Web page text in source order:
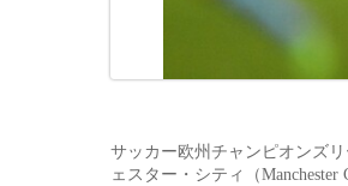
サッカー欧州チャンピオンズリ
ェスター・シティ（